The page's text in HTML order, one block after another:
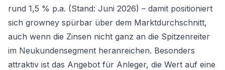
rund 1,5 % p.a. (Stand: Juni 2026) – damit positioniert
sich growney spürbar über dem Marktdurchschnitt,
auch wenn die Zinsen nicht ganz an die Spitzenreiter
im Neukundensegment heranreichen. Besonders
attraktiv ist das Angebot für Anleger, die Wert auf eine